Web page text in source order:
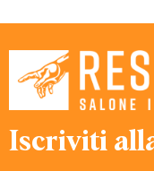
Iscriviti